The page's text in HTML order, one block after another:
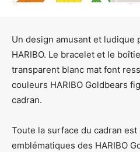
Un design amusant et ludique
HARIBO. Le bracelet et le
transparent blanc mat font
couleurs HARIBO Goldbears
cadran.
Toute la surface du cadran
emblématiques des HARIBO